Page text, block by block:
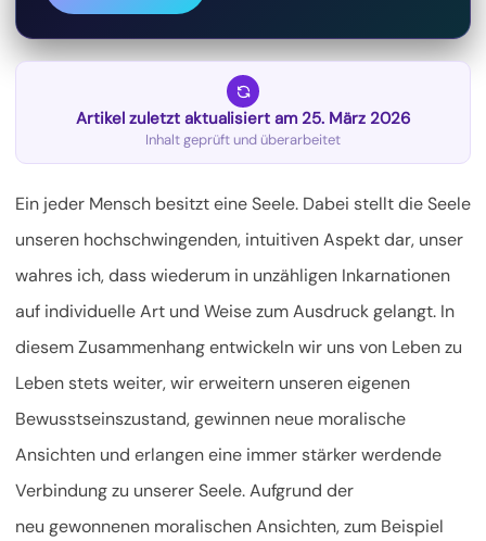
Artikel zuletzt aktualisiert am 25. März 2026
Inhalt geprüft und überarbeitet
Ein jeder Mensch besitzt eine Seele. Dabei stellt die Seele
unseren hochschwingenden, intuitiven Aspekt dar, unser
wahres ich, dass wiederum in unzähligen Inkarnationen
auf individuelle Art und Weise zum Ausdruck gelangt. In
diesem Zusammenhang entwickeln wir uns von Leben zu
Leben stets weiter, wir erweitern unseren eigenen
Bewusstseinszustand, gewinnen neue moralische
Ansichten und erlangen eine immer stärker werdende
Verbindung zu unserer Seele. Aufgrund der
neu gewonnenen moralischen Ansichten, zum Beispiel